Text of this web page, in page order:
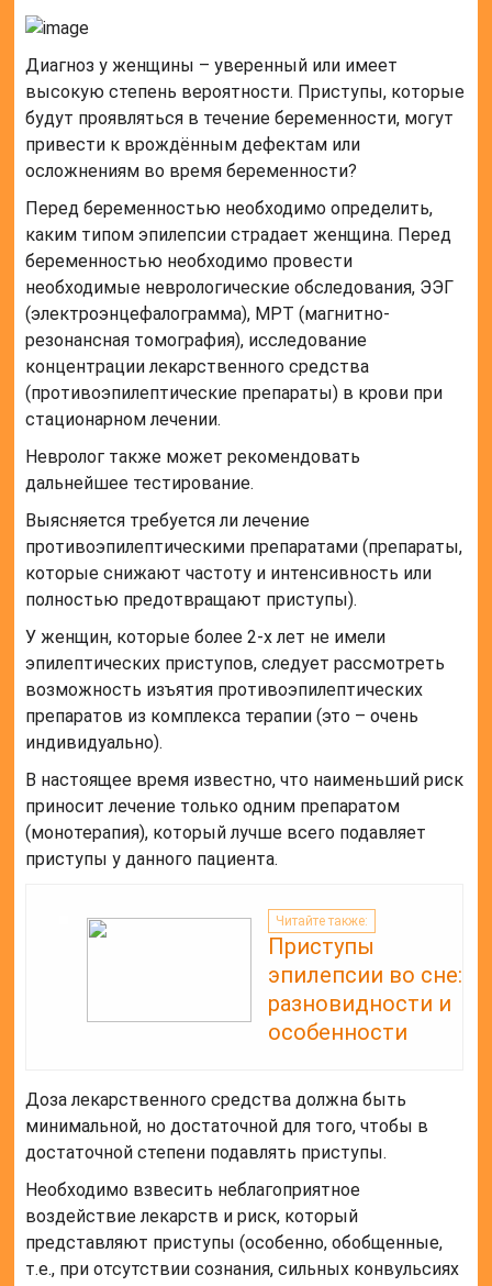
Диагноз у женщины – уверенный или имеет
высокую степень вероятности. Приступы, которые
будут проявляться в течение беременности, могут
привести к врождённым дефектам или
осложнениям во время беременности?
Перед беременностью необходимо определить,
каким типом эпилепсии страдает женщина. Перед
беременностью необходимо провести
необходимые неврологические обследования, ЭЭГ
(электроэнцефалограмма), МРТ (магнитно-
резонансная томография), исследование
концентрации лекарственного средства
(противоэпилептические препараты) в крови при
стационарном лечении.
Невролог также может рекомендовать
дальнейшее тестирование.
Выясняется требуется ли лечение
противоэпилептическими препаратами (препараты,
которые снижают частоту и интенсивность или
полностью предотвращают приступы).
У женщин, которые более 2-х лет не имели
эпилептических приступов, следует рассмотреть
возможность изъятия противоэпилептических
препаратов из комплекса терапии (это – очень
индивидуально).
В настоящее время известно, что наименьший риск
приносит лечение только одним препаратом
(монотерапия), который лучше всего подавляет
приступы у данного пациента.
Читайте также:
Приступы
эпилепсии во сне:
разновидности и
особенности
Доза лекарственного средства должна быть
минимальной, но достаточной для того, чтобы в
достаточной степени подавлять приступы.
Необходимо взвесить неблагоприятное
воздействие лекарств и риск, который
представляют приступы (особенно, обобщенные,
т.е., при отсутствии сознания, сильных конвульсиях